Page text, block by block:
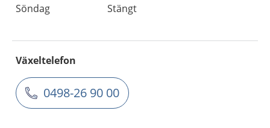
Söndag
Stängt
Växeltelefon
0498-26 90 00